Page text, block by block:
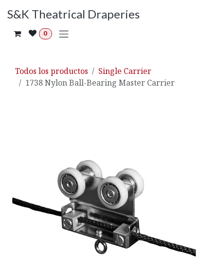
S&K Theatrical Draperies
0
Todos los productos
Single Carrier
1738 Nylon Ball-Bearing Master Carrier